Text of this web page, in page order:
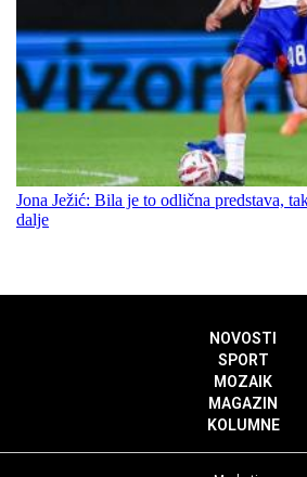
Jona Ježić: Bila je to odlična predstava,
dalje
NOVOSTI
SPORT
MOZAIK
MAGAZIN
KOLUMNE